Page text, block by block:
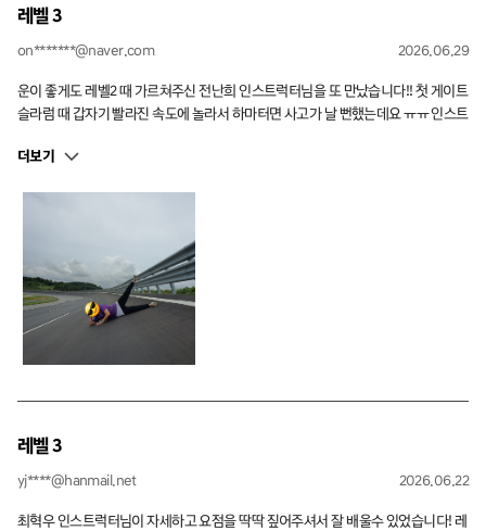
레벨 3
on*******@naver.com 2026.06.29
운이 좋게도 레벨2 때 가르쳐주신 전난희 인스트럭터님을 또 만났습니다!! 첫 게이트
슬라럼 때 갑자기 빨라진 속도에 놀라서 하마터면 사고가 날 뻔했는데요 ㅠㅠ 인스트
되뇌인덕에 트랙 주행까지 무사히 마무리 할 수 있었습니다. 특히 마지막 서킷 주행
더보기
레벨 3
yj****@hanmail.net 2026.06.22
최혁우 인스트럭터님이 자세하고 요점을 딱딱 짚어주셔서 잘 배울수 있었습니다! 레